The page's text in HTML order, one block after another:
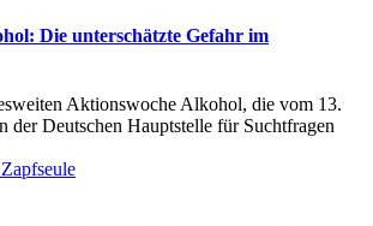
Die unterschätzte Gefahr im
Aktionswoche Alkohol, die vom 13.
der Deutschen Hauptstelle für Suchtfragen